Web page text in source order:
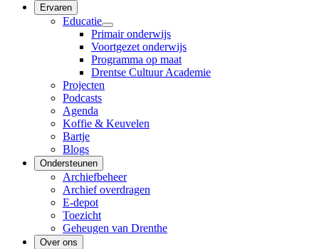
Ervaren
Educatie
Primair onderwijs
Voortgezet onderwijs
Programma op maat
Drentse Cultuur Academie
Projecten
Podcasts
Agenda
Koffie & Keuvelen
Bartje
Blogs
Ondersteunen
Archiefbeheer
Archief overdragen
E-depot
Toezicht
Geheugen van Drenthe
Over ons